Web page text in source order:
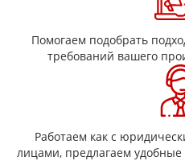
Помогаем подобрать
требований вашего
Работаем как с
лицами, предлагаем удобные